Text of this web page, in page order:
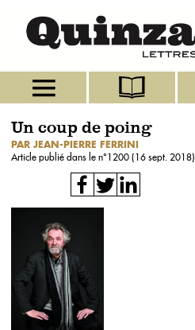
Un coup de poing
PAR JEAN-PIERRE FERRINI
Article publié dans le n°1200 (16 sept. 2018)